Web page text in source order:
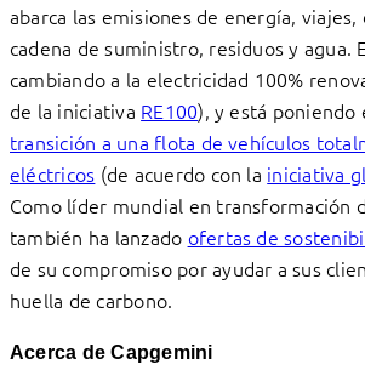
abarca las emisiones de energía, viajes,
cadena de suministro, residuos y agua.
cambiando a la electricidad 100%
de la iniciativa RE100), y está poniendo
transición a una flota de vehículos
eléctricos (de acuerdo con la iniciativa
Como líder mundial en transformación
también ha lanzado ofertas de
de su compromiso por ayudar a sus
huella de carbono.
Acerca de Capgemini